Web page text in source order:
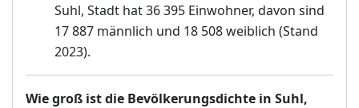
Suhl, Stadt hat 36 395 Einwohner, davon sind
17 887 männlich und 18 508 weiblich (Stand
2023).
Wie groß ist die Bevölkerungsdichte in Suhl,